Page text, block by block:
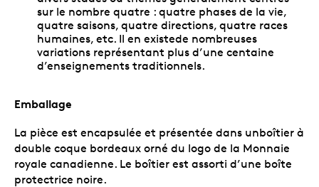
sur le nombre quatre : quatre phases de la vie,
quatre saisons, quatre directions, quatre races
humaines, etc. Il en existede nombreuses
variations représentant plus d’une centaine
d’enseignements traditionnels.
Emballage
La pièce est encapsulée et présentée dans unboîtier à
double coque bordeaux orné du logo de la Monnaie
royale canadienne. Le boîtier est assorti d’une boîte
protectrice noire.